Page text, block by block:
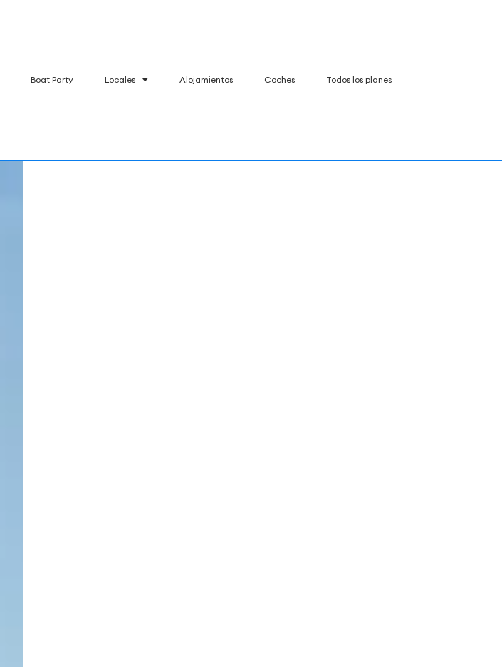
Boat Party Locales Alojamientos Coches Todos los planes